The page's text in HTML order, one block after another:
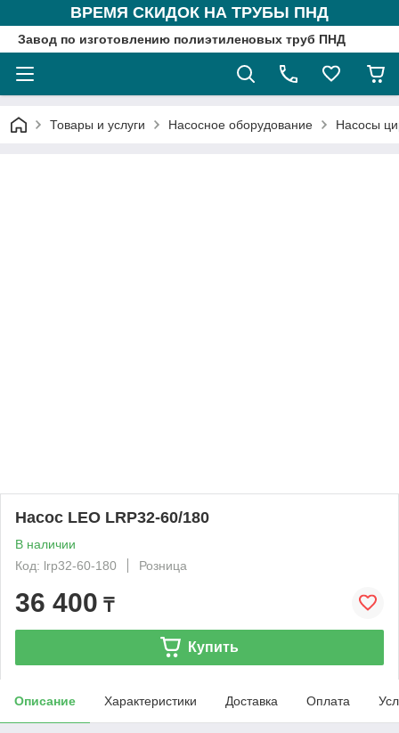
ВРЕМЯ СКИДОК НА ТРУБЫ ПНД
Завод по изготовлению полиэтиленовых труб ПНД
Товары и услуги Насосное оборудование Насосы
Насос LEO LRP32-60/180
В наличии
Код: lrp32-60-180
Розница
36 400 ₸
Купить
Описание Характеристики Доставка Оплата